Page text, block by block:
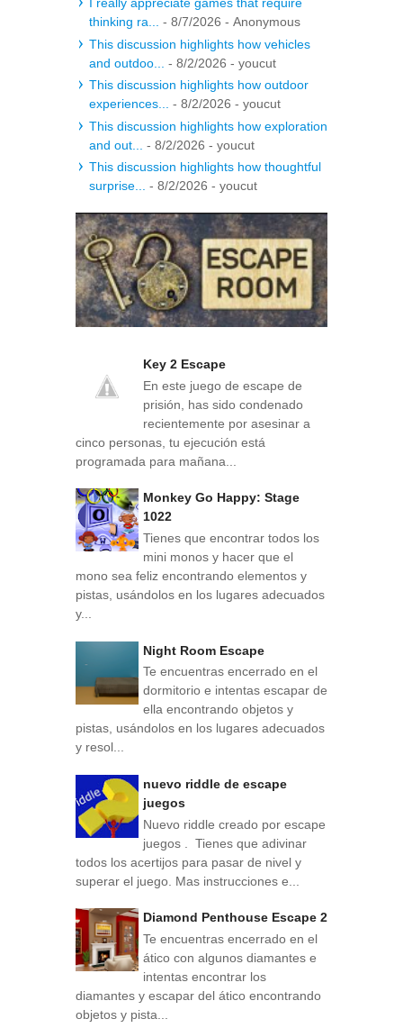
thinking ra...
- 8/7/2026 - Anonymous
This discussion highlights how vehicles
and outdoo...
- 8/2/2026 - youcut
This discussion highlights how outdoor
experiences...
- 8/2/2026 - youcut
This discussion highlights how exploration
and out...
- 8/2/2026 - youcut
This discussion highlights how thoughtful
surprise...
- 8/2/2026 - youcut
Key 2 Escape
En este juego de escape de
prisión, has sido condenado
recientemente por asesinar a
cinco personas, tu ejecución está
programada para mañana...
Monkey Go Happy: Stage
1022
Tienes que encontrar todos los
mini monos y hacer que el
mono sea feliz encontrando elementos y
pistas, usándolos en los lugares adecuados
y...
Night Room Escape
Te encuentras encerrado en el
dormitorio e intentas escapar de
ella encontrando objetos y
pistas, usándolos en los lugares adecuados
y resol...
nuevo riddle de escape
juegos
Nuevo riddle creado por escape
juegos . Tienes que adivinar
todos los acertijos para pasar de nivel y
superar el juego. Mas instrucciones e...
Diamond Penthouse Escape 2
Te encuentras encerrado en el
ático con algunos diamantes e
intentas encontrar los
diamantes y escapar del ático encontrando
objetos y pista...